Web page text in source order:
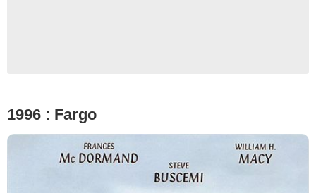
1996 : Fargo